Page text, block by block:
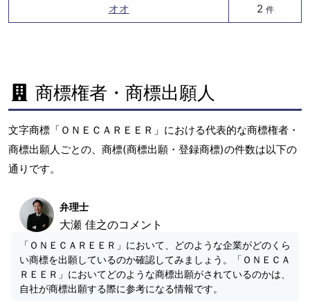
オオ 2 件
商標権者・商標出願人
文字商標「ＯＮＥＣＡＲＥＥＲ」における代表的な商標権者・
商標出願人ごとの、商標(商標出願・登録商標)の件数は以下の
通りです。
弁理士
大瀬 佳之のコメント
「ＯＮＥＣＡＲＥＥＲ」において、どのような企業がどのくら
い商標を出願しているのか確認してみましょう。「ＯＮＥＣＡ
ＲＥＥＲ」においてどのような商標出願がされているのかは、
自社が商標出願する際に参考になる情報です。